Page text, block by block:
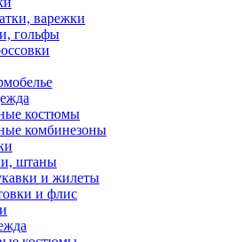
варежки
гольфы
костюмы
комбинезоны
штаны
и жилеты
и флис